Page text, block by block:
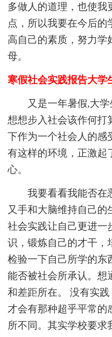
多做人的道理，也使我
点，所以我要在今后的
高自己的素质，努力学
母。
寒假社会实践报告大学
又是一年暑假,大学
想想步入社会该作何打
下作为一个社会人的感
有这样的环境，正激起
心。
我要看看我能否在
又手和大脑维持自己的
社会实践让自己更进一
识，锻炼自己的才干，
检验一下自己所学的东
能否被社会所承认。想
和差距所在。 没有实
才会有那种超乎平常的
所不同。其实学校要求